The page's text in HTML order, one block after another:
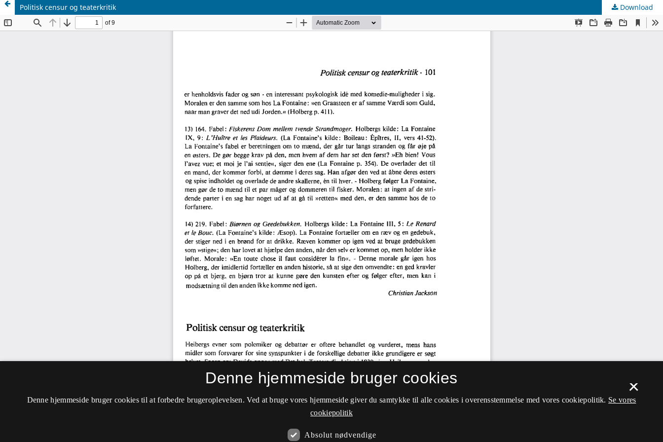
Politisk censur og teaterkritik Download
×
Denne hjemmeside bruger cookies
Denne hjemmeside bruger cookies til at forbedre brugeroplevelsen. Ved at bruge vores hjemmeside giver du samtykke til alle cookies i overensstemmelse med vores cookiepolitik. Se vores
cookiepolitik
Absolut nødvendige